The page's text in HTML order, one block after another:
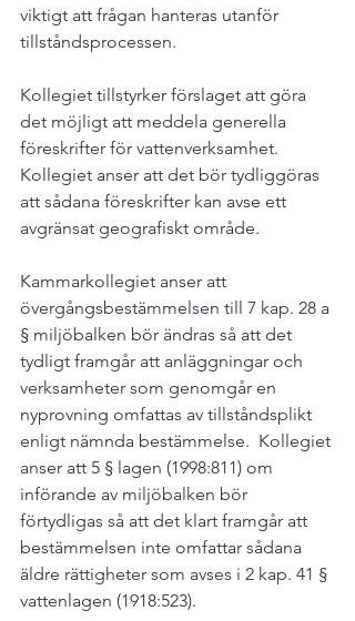
viktigt att frågan hanteras utanför
tillståndsprocessen.
Kollegiet tillstyrker förslaget att göra
det möjligt att meddela generella
föreskrifter för vattenverksamhet.
Kollegiet anser att det bör tydliggöras
att sådana föreskrifter kan avse ett
avgränsat geografiskt område.
Kammarkollegiet anser att
övergångsbestämmelsen till 7 kap. 28 a
§ miljöbalken bör ändras så att det
tydligt framgår att anläggningar och
verksamheter som genomgår en
nyprovning omfattas av tillståndsplikt
enligt nämnda bestämmelse.  Kollegiet
anser att 5 § lagen (1998:811) om
införande av miljöbalken bör
förtydligas så att det klart framgår att
bestämmelsen inte omfattar sådana
äldre rättigheter som avses i 2 kap. 41 §
vattenlagen (1918:523).